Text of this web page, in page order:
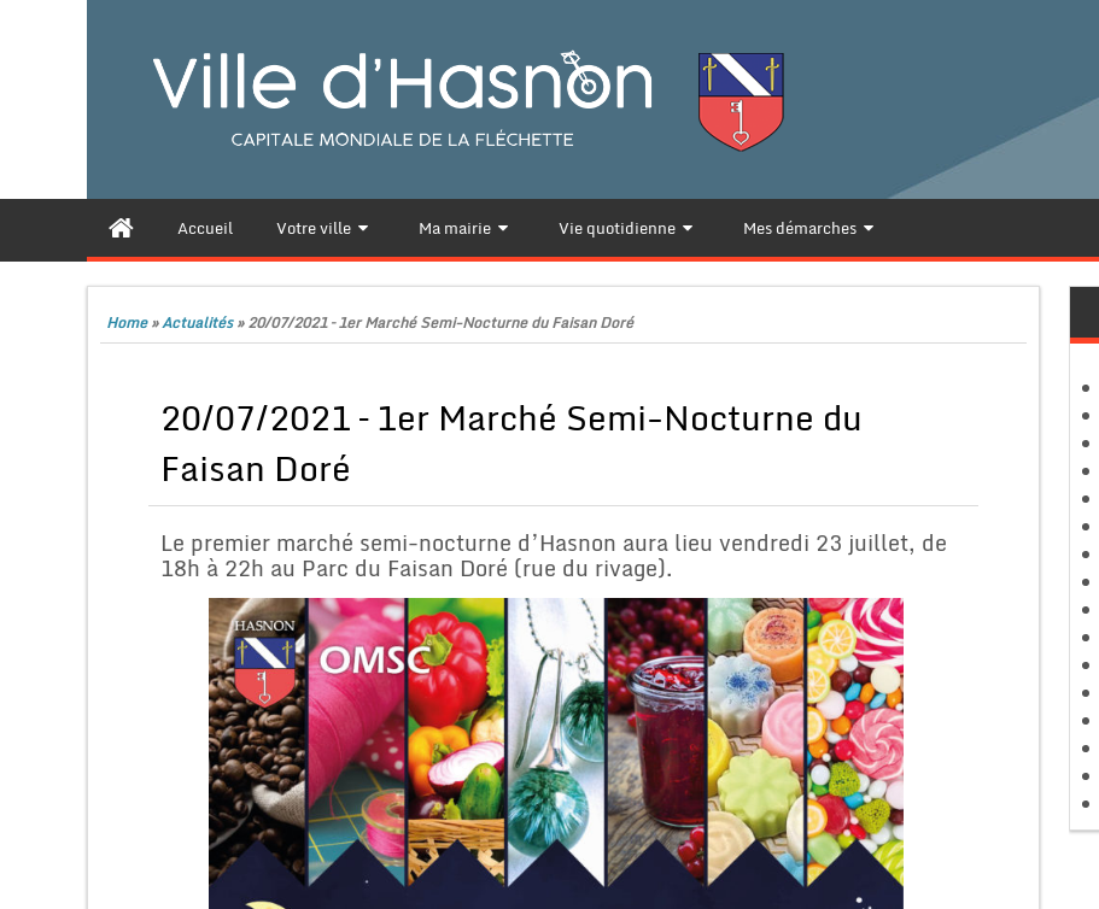
Accueil Votre ville Ma mairie Vie quotidienne Mes démarches
Home»Actualités»20/07/2021 – 1er Marché Semi-Nocturne du Faisan Doré
20/07/2021 – 1er Marché Semi-Nocturne du
Faisan Doré
Le premier marché semi-nocturne d’Hasnon aura lieu vendredi 23 juillet, de
18h à 22h au Parc du Faisan Doré (rue du rivage).